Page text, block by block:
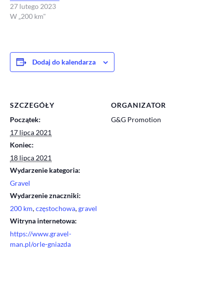
27 lutego 2023
W „200 km"
Dodaj do kalendarza
SZCZEGÓŁY
Początek:
17 lipca 2021
Koniec:
18 lipca 2021
Wydarzenie kategoria:
Gravel
Wydarzenie znaczniki:
200 km,częstochowa,gravel
Witryna internetowa:
https://www.gravel-
man.pl/orle-gniazda
ORGANIZATOR
G&G Promotion